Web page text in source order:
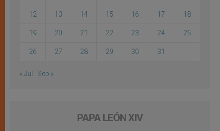
12 13 14 15 16 17 18
19 20 21 22 23 24 25
26 27 28 29 30 31
« Jul Sep »
PAPA LEÓN XIV